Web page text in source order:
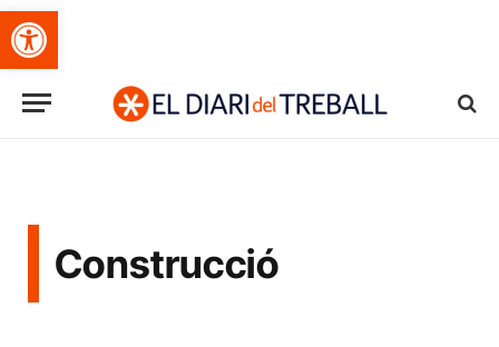
Obre la barra d'eines
Construcció